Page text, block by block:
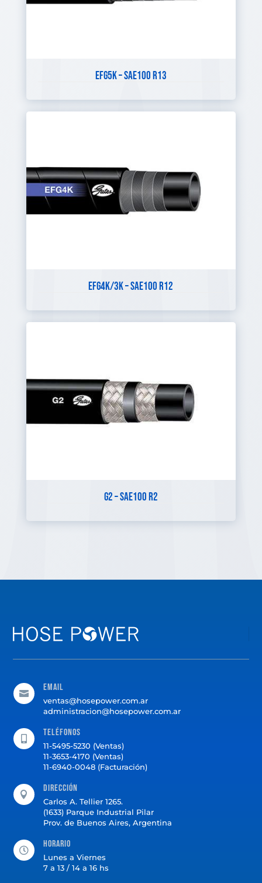
EFG5K – SAE100 R13
EFG4K/3K – SAE100 R12
G2 – SAE100 R2

Email
ventas@hosepower.com.ar
administracion@hosepower.com.ar
Teléfonos
11-5495-5230 (Ventas)
11-3653-4170 (Ventas)
11-6940-0048 (Facturación)

Dirección
Carlos A. Tellier 1265.
(1633) Parque Industrial Pilar
Prov. de Buenos Aires, Argentina

Horario
Lunes a Viernes
7 a 13 / 14 a 16 hs